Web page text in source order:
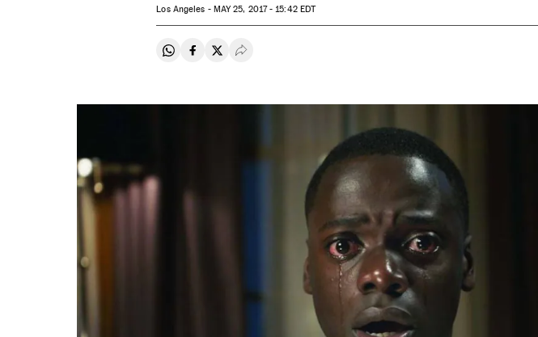
Los Angeles - MAY25, 2017 - 15:42EDT
Compartir en Whatsapp
Compartir en Facebook
Compartir en Twitter
Desplegar Redes Sociales